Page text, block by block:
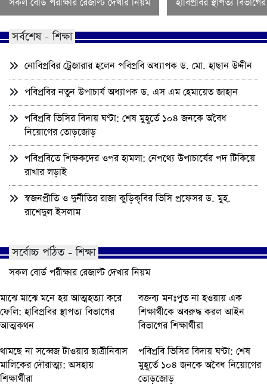
সকল বোর্ড পরীক্ষার রেজাল্ট দেখার নিয়ম
হাবিপ্রবির স্থাপত্য
সর্বশেষ - শিক্ষা
নোবিপ্রবির ট্রেজারার হলেন পবিপ্রবি অধ্যাপক ড. মো. হাছান উদ্দীন
পবিপ্রবির নতুন উপাচার্য অধ্যাপক ড. এস এম হেমায়েত জাহান
পবিপ্রবি ভিসির বিদায় ঘণ্টা: শেষ মুহূর্তে ১০৪ জনকে অবৈধ
নিয়োগের তোড়জোড়
পবিপ্রবিতে শিক্ষকদের ওপর হামলা: নেপথ্যে উপাচার্যের পদ টিকিয়ে
রাখার লড়াই
স্বজনপ্রীতি ও দুর্নীতির রাজা কুড়িকৃবির ভিসি প্রফেসর ড. মুহ.
রাশেদুল ইসলাম
সর্বোচ্চ পঠিত - শিক্ষা
সকল বোর্ড পরীক্ষার রেজাল্ট দেখার নিয়ম
মাঝে মাঝে মনে হয় আত্মহত্যা করে
ফেলি: হাবিপ্রবির স্থাপত্য বিভাগের
আত্মকথন
বক্তব্য মনঃপুত না হওয়ায় এক
শিক্ষার্থীকে অবরুদ্ধ করল আইন
বিভাগের শিক্ষার্থীরা
থামছে না সব্বেজ টাওয়ার ছাত্রীনিবাস
মালিকের দৌরাত্ম্য: অসহায়
শিক্ষার্থীরা
পবিপ্রবি ভিসির বিদায় ঘণ্টা: শেষ
মুহূর্তে ১০৪ জনকে অবৈধ নিয়োগের
তোড়জোড়